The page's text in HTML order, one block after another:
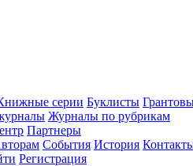
серии Буклисты
Журналы по рубрикам
Партнеры
События История
Регистрация